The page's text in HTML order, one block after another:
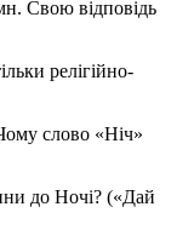
Свою відповідь
релігійно-
слово «Ніч»
до Ночі? («Дай